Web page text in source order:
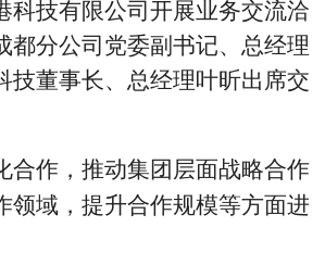
科技有限公司开展业务交流洽
都分公司党委副书记、总经理
技董事长、总经理叶昕出席交
合作，推动集团层面战略合作
领域，提升合作规模等方面进